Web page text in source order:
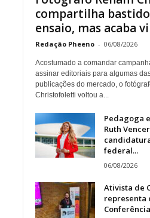
compartilha
ensaio, mas acaba
Redação Pheeno - 06/08/2026
Acostumado a comandar
assinar editoriais para algumas
publicações do mercado, o
Christofoletti voltou a...
Pedagoga
Ruth
federal...
06/08/2026
Ativista de
representa